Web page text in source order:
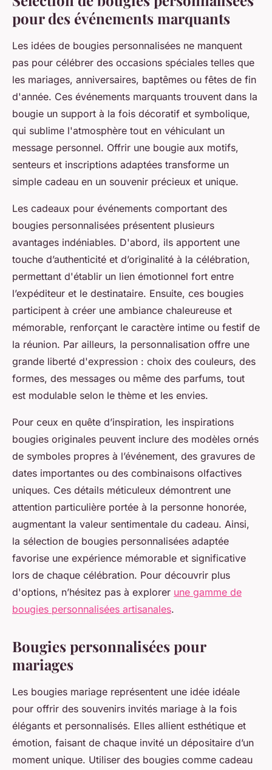
pour des événements marquants
Les idées de bougies personnalisées ne manquent
pas pour célébrer des occasions spéciales telles que
les mariages, anniversaires, baptêmes ou fêtes de fin
d'année. Ces événements marquants trouvent dans la
bougie un support à la fois décoratif et symbolique,
qui sublime l'atmosphère tout en véhiculant un
message personnel. Offrir une bougie aux motifs,
senteurs et inscriptions adaptées transforme un
simple cadeau en un souvenir précieux et unique.
Les cadeaux pour événements comportant des
bougies personnalisées présentent plusieurs
avantages indéniables. D'abord, ils apportent une
touche d’authenticité et d’originalité à la célébration,
permettant d'établir un lien émotionnel fort entre
l’expéditeur et le destinataire. Ensuite, ces bougies
participent à créer une ambiance chaleureuse et
mémorable, renforçant le caractère intime ou festif de
la réunion. Par ailleurs, la personnalisation offre une
grande liberté d'expression : choix des couleurs, des
formes, des messages ou même des parfums, tout
est modulable selon le thème et les envies.
Pour ceux en quête d’inspiration, les inspirations
bougies originales peuvent inclure des modèles ornés
de symboles propres à l’événement, des gravures de
dates importantes ou des combinaisons olfactives
uniques. Ces détails méticuleux démontrent une
attention particulière portée à la personne honorée,
augmentant la valeur sentimentale du cadeau. Ainsi,
la sélection de bougies personnalisées adaptée
favorise une expérience mémorable et significative
lors de chaque célébration. Pour découvrir plus
d'options, n’hésitez pas à explorer une gamme de
bougies personnalisées artisanales.
Bougies personnalisées pour
mariages
Les bougies mariage représentent une idée idéale
pour offrir des souvenirs invités mariage à la fois
élégants et personnalisés. Elles allient esthétique et
émotion, faisant de chaque invité un dépositaire d’un
moment unique. Utiliser des bougies comme cadeau